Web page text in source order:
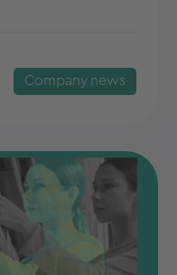
Company news